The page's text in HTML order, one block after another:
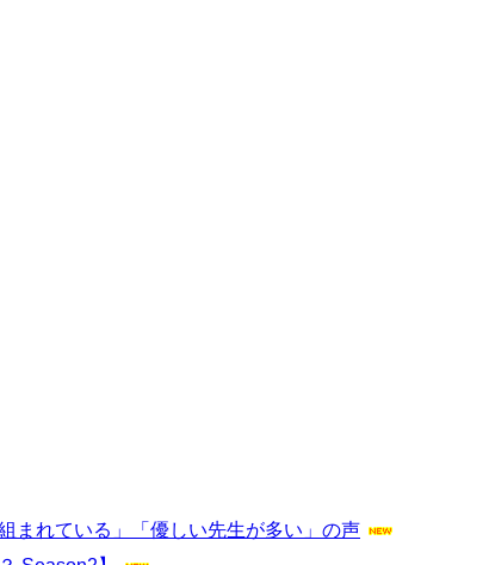
まれている」「優しい先生が多い」の声